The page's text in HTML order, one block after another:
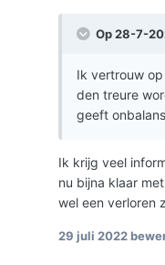
Op 28-7-
Ik vertrouw
den treure
geeft
Ik krijg veel
nu bijna klaar
wel een verloren
29 juli 2022